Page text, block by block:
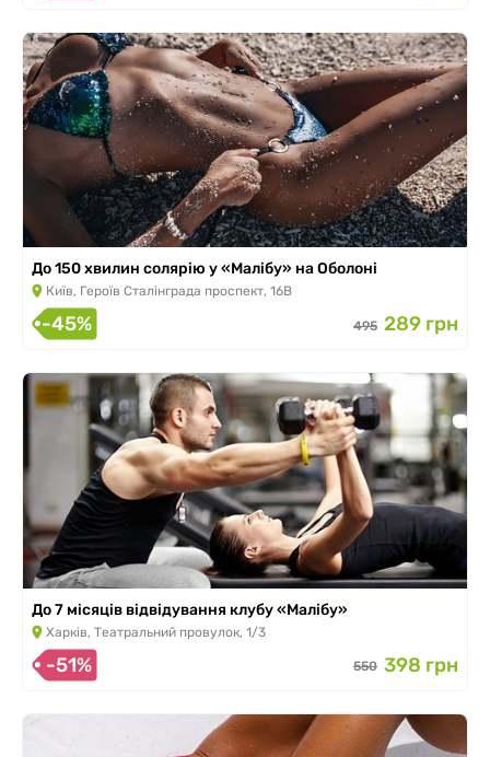
До 150 хвилин солярію у «Малібу» на Оболоні
Київ, Героїв Сталінграда проспект, 16В
-45% 495 289 грн
До 7 місяців відвідування клубу «Малібу»
Харків, Театральний провулок, 1/3
-51% 550 398 грн